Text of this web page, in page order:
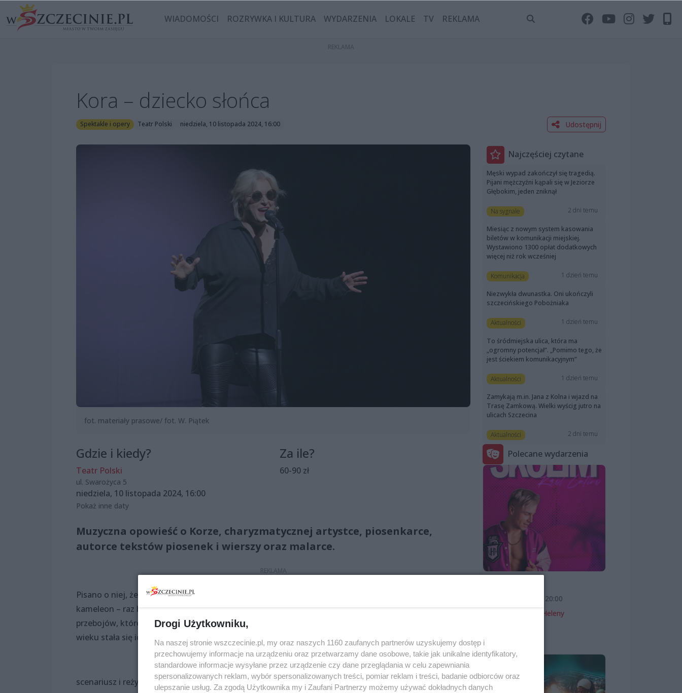
WIADOMOŚCI ROZRYWKA I KULTURA WYDARZENIA LOKALE TV REKLAMA
Kora – dziecko słońca
Spektakle i opery Teatr Polski niedziela, 10 listopada 2024, 16:00 Udostępnij
fot. materiały prasowe/ fot. W. Piątek
Gdzie i kiedy?
Teatr Polski
ul. Swarożyca 5
niedziela, 10 listopada 2024, 16:00
Za ile?
60-90 zł
Pokaż inne daty
Muzyczna opowieść o Korze, charyzmatycznej artystce, piosenkarce,
autorce tekstów piosenek i wierszy oraz malarce.
Pisano o niej, że jest wieczną hipiską i rockową poetką. Scena była jej żywiołem, tu zmieniała się jak
kameleon – raz była drapieżna, a za chwilę liryczna. Wraz z grupą Maanam wylansowała mnóstwo
przebojów, które na stałe weszły do kanonu polskiej muzyki rozrywkowej. W latach 80. ubiegłego
wieku stała się idolką tłumów, gwiazdą, jakiej dotąd nie było w polskim show-biznesie.
scenariusz i reżyseria: Adam Opatowicz
Najczęściej czytane
Męski wypad zakończył się tragedią.
Pijani mężczyźni kąpali się w Jeziorze
Głębokim, jeden zniknął
Na sygnale 2 dni temu
Miesiąc z nowym system kasowania
biletów w komunikacji miejskiej.
Wystawiono 1300 opłat dodatkowych
więcej niż rok wcześniej
Komunikacja 1 dzień temu
Niezwykła dwunastka. Oni ukończyli
szczecińskiego Pobożniaka
Aktualności 1 dzień temu
To śródmiejska ulica, która ma
„ogromny potencjał”. „Pomimo tego, że
jest ściekiem komunikacyjnym”
Aktualności 1 dzień temu
Zamykają m.in. Jana z Kolna i wjazd na
Trasę Zamkową. Wielki wyścig jutro na
ulicach Szczecina
Aktualności 2 dni temu
Polecane wydarzenia
7 sierpnia 2026, 20:00
Teatr Letni im. Heleny
Drogi Użytkowniku,
Na naszej stronie wszczecinie.pl, my oraz naszych 1160 zaufanych partnerów uzyskujemy dostęp i
przechowujemy informacje na urządzeniu oraz przetwarzamy dane osobowe, takie jak unikalne identyfikatory,
standardowe informacje wysyłane przez urządzenie czy dane przeglądania w celu zapewniania
spersonalizowanych reklam, wybór spersonalizowanych treści, pomiar reklam i treści, badanie odbiorców oraz
ulepszanie usług. Za zgodą Użytkownika my i Zaufani Partnerzy możemy używać dokładnych danych